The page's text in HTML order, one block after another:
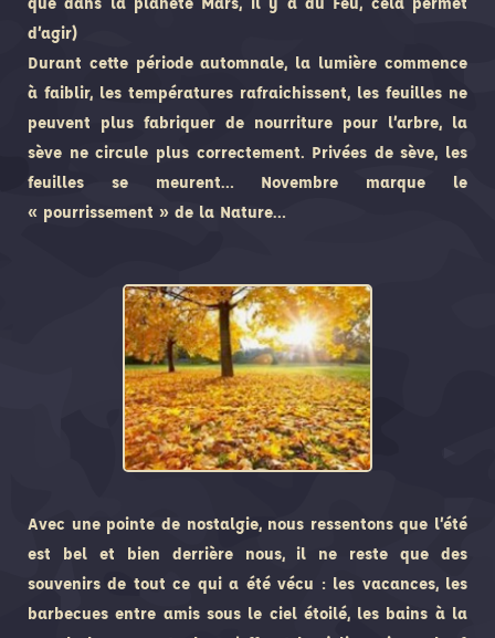
d’agir)
Durant cette période automnale, la lumière commence
à faiblir, les températures rafraichissent, les feuilles ne
peuvent plus fabriquer de nourriture pour l’arbre, la
sève ne circule plus correctement. Privées de sève, les
feuilles se meurent… Novembre marque le
« pourrissement » de la Nature…
Avec une pointe de nostalgie, nous ressentons que l’été
est bel et bien derrière nous, il ne reste que des
souvenirs de tout ce qui a été vécu : les vacances, les
barbecues entre amis sous le ciel étoilé, les bains à la